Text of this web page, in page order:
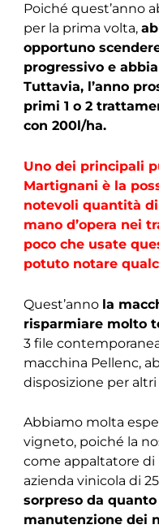
Poiché quest’anno
per la prima volta,
opportuno
progressivo e
Tuttavia, l’anno
primi 1 o 2
con 200l/ha.
Uno dei principali
Martignani è la
notevoli quantità
mano d’opera nei
poco che usate
potuto notare
Quest’anno la
risparmiare molto
3 file
macchina Pellenc,
disposizione per altri
Abbiamo molta
vigneto, poiché la
come appaltatore di
azienda vinicola di
sorpreso da
manutenzione dei